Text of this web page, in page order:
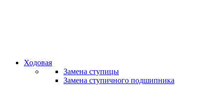
Ходовая
Замена ступицы
Замена ступичного подшипника